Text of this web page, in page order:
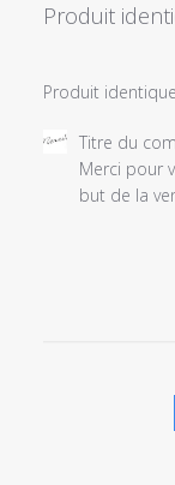
Produit
Produit
Commentaires
propriétaire
Titre du
Merci pour
but de la